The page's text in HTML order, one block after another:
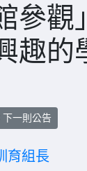
參觀
趣的
下一則公告
育組長